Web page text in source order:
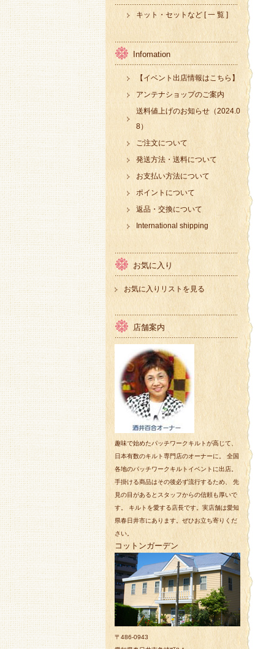
キット・セットなど [ 一 覧 ]
Infomation
【イベント出店情報はこちら】
アンテナショップのご案内
送料値上げのお知らせ（2024.0
8）
ご注文について
発送方法・送料について
お支払い方法について
ポイントについて
返品・交換について
International shipping
お気に入り
お気に入りリストを見る
店舗案内
趣味で始めたパッチワークキルトが高じて、
日本有数のキルト専門店のオーナーに。 全国
各地のパッチワークキルトイベントに出店。
手掛ける商品はその後必ず流行するため、 先
見の目があるとスタッフからの信頼も厚いで
す。 キルトを愛する店長です。実店舗は愛知
県春日井市にあります。ぜひお立ち寄りくだ
さい。
コットンガーデン
〒486-0943